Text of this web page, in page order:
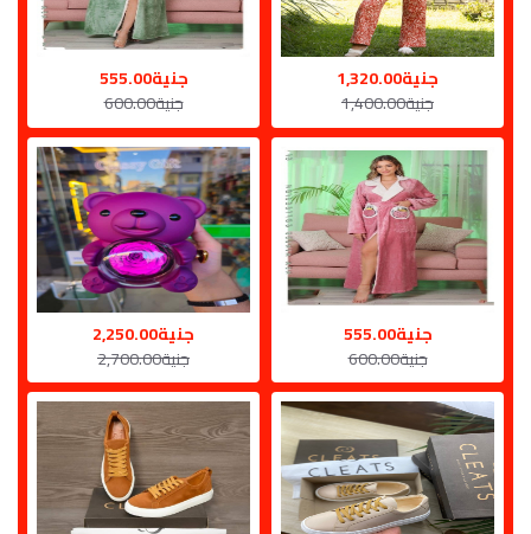
جنية1,320.00
جنية1,400.00
جنية555.00
جنية600.00
جنية555.00
جنية600.00
جنية2,250.00
جنية2,700.00